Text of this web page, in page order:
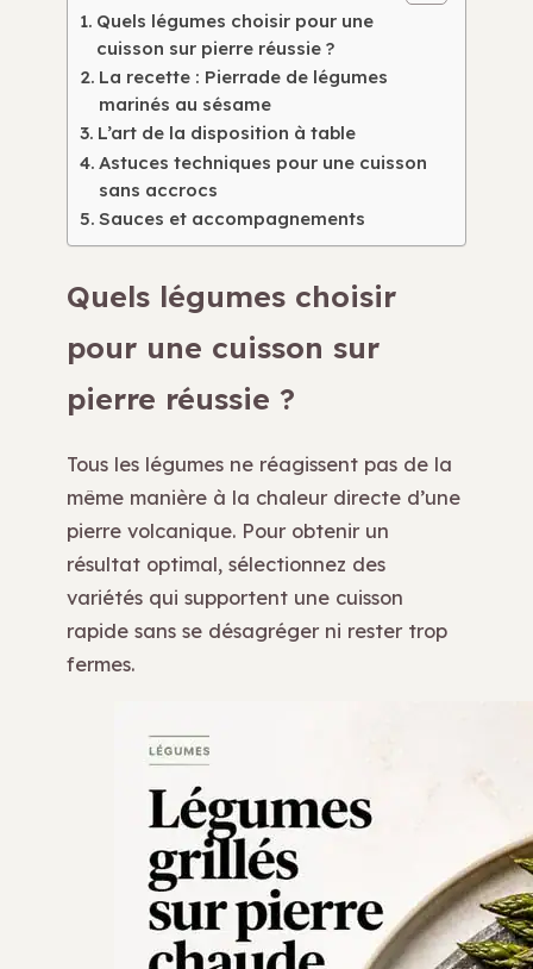
Quels légumes choisir pour une
cuisson sur pierre réussie ?
La recette : Pierrade de légumes
marinés au sésame
L’art de la disposition à table
Astuces techniques pour une cuisson
sans accrocs
Sauces et accompagnements
Quels légumes choisir
pour une cuisson sur
pierre réussie ?
Tous les légumes ne réagissent pas de la
même manière à la chaleur directe d’une
pierre volcanique. Pour obtenir un
résultat optimal, sélectionnez des
variétés qui supportent une cuisson
rapide sans se désagréger ni rester trop
fermes.